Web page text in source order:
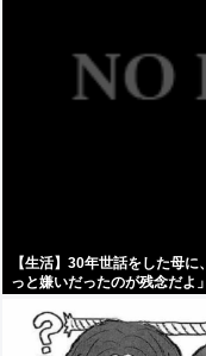
【生活】30年世話をした母
っと嫌いだったのが残念だよ